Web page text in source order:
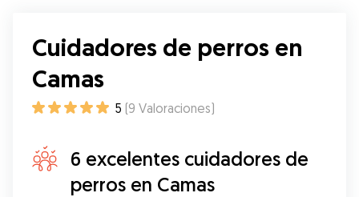
Cuidadores de perros en
Camas
5 (9 Valoraciones)
6 excelentes cuidadores de
perros en Camas